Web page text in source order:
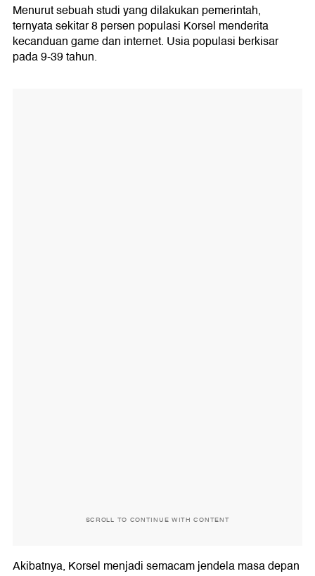
Menurut sebuah studi yang dilakukan pemerintah,
ternyata sekitar 8 persen populasi Korsel menderita
kecanduan game dan internet. Usia populasi berkisar
pada 9-39 tahun.
SCROLL TO CONTINUE WITH CONTENT
Akibatnya, Korsel menjadi semacam jendela masa depan